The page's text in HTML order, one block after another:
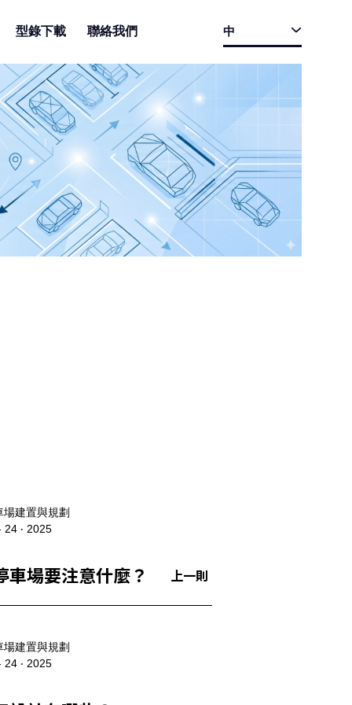
中
型錄下載 聯絡我們
場建置與規劃
24 ‧ 2025
車場要注意什麼？ 上一則
場建置與規劃
24 ‧ 2025